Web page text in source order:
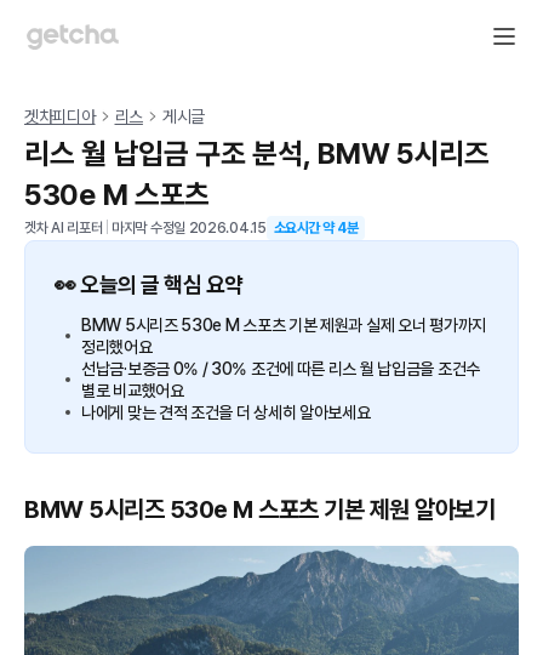
겟차피디아 리스 게시글
리스 월 납입금 구조 분석, BMW 5시리즈
530e M 스포츠
겟차 AI 리포터 마지막 수정일 2026.04.15 소요시간 약4분
👀 오늘의 글 핵심 요약
BMW 5시리즈 530e M 스포츠 기본 제원과 실제 오너 평가까지
정리했어요
선납금·보증금 0% / 30% 조건에 따른 리스 월 납입금을 조건수
별로 비교했어요
나에게 맞는 견적 조건을 더 상세히 알아보세요
BMW 5시리즈 530e M 스포츠 기본 제원 알아보기